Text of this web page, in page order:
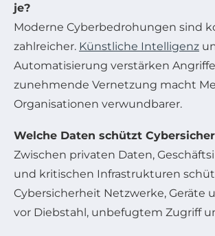
je?
Moderne Cyberbedrohungen sind
zahlreicher. Künstliche Intelligenz
Automatisierung verstärken
zunehmende Vernetzung macht
Organisationen verwundbarer.
Welche Daten schützt
Zwischen privaten Daten,
und kritischen Infrastrukturen
Cybersicherheit Netzwerke, Geräte
vor Diebstahl, unbefugtem Zugriff